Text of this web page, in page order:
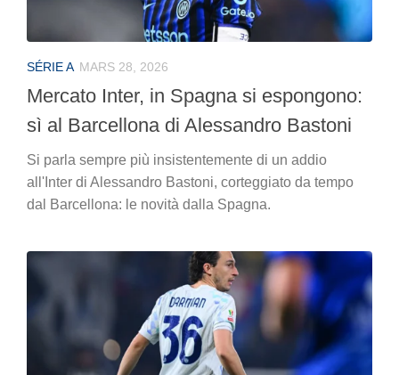
SÉRIE A MARS 28, 2026
Mercato Inter, in Spagna si espongono:
sì al Barcellona di Alessandro Bastoni
Si parla sempre più insistentemente di un addio
all'Inter di Alessandro Bastoni, corteggiato da tempo
dal Barcellona: le novità dalla Spagna.